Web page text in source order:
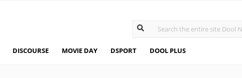
DISCOURSE MOVIE DAY DSPORT DOOL PLUS